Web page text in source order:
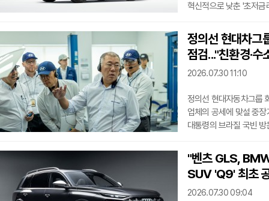
혁신적으로 낮춘 '초저
금융 프로그램이다. 차
구매하고자 하는 고객
제공함으로써, 초기 비
고금리 금융 환경으로
정의선 현대차그
점검..."친환경·수
2026.07.30 11:10
정의선 현대자동차그룹
업체의 공세에 맞설 중
대통령의 브라질 국빈
회장의 이번 행보는 비
정부의 탈탄소 정책
회장은 현지 R&D센터
R&D 기능을 강화하고
"벤츠 GLS,
SUV 'Q9' 최초
2026.07.30 09:04